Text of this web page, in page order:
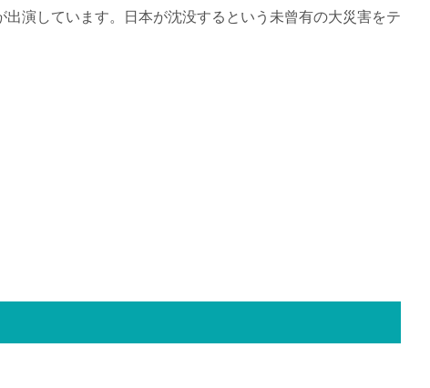
演しています。日本が沈没するという未曾有の大災害をテ